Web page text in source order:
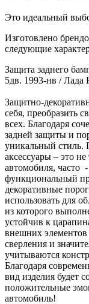
Это идеальный
Изготовлено
следующие
Защита заднего
5дв. 1993-нв / Лада
Защитно-
себя, преобразить
всех. Благодаря
задней защиты и
уникальный стиль.
аксессуары – это
автомобиля, часто
функциональный
декоративные
использовать для
из которого
устойчив к
внешних элементов
сверления и
учитываются
Благодаря
вид изделия будет
положительные
автомобиль!